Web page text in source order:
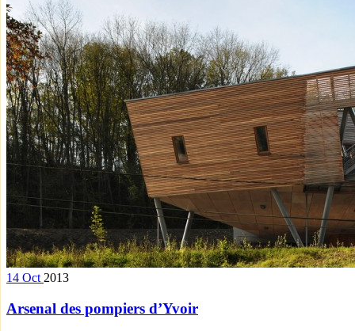
14 Oct 2013
Arsenal des pompiers d’Yvoir